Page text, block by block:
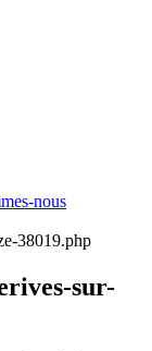
nous
38019.php
sur-